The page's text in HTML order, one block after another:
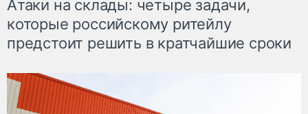
Атаки на склады: четыре задачи,
которые российскому ритейлу
предстоит решить в кратчайшие сроки